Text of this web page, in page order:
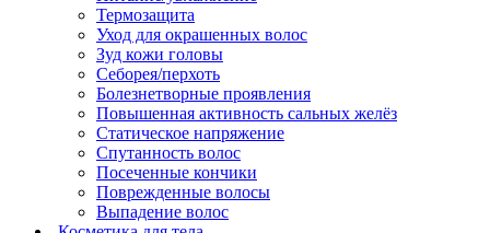
Термозащита
Уход для окрашенных волос
Зуд кожи головы
Себорея/перхоть
Болезнетворные проявления
Повышенная активность сальных желёз
Статическое напряжение
Спутанность волос
Посеченные кончики
Поврежденные волосы
Выпадение волос